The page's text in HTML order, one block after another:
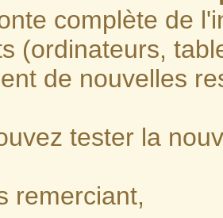
complète de
(ordinateurs,
de nouvelles
tester la
remerciant,